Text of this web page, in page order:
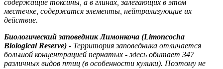
содержащие токсины, а в глинах, залегающих в этом
местечке, содержатся элементы, нейтрализующие их
действие.
Биологический заповедник Лимонкоча (Limoncocha
Biological Reserve) - Территория заповедника отличается
большой концентрацией пернатых - здесь обитает 347
различных видов птиц (в особенности кулики). Поэтому не